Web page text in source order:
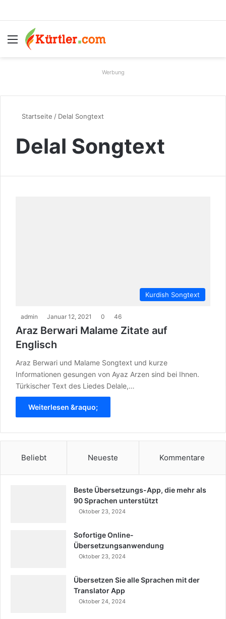
Menü
Werbung
Startseite / Delal Songtext
Delal Songtext
Kurdish Songtext
admin Januar 12, 2021 0 46
Araz Berwari Malame Zitate auf
Englisch
Araz Berwari und Malame Songtext und kurze
Informationen gesungen von Ayaz Arzen sind bei Ihnen.
Türkischer Text des Liedes Delale,…
Weiterlesen &raquo;
Beliebt Neueste Kommentare
Beste Übersetzungs-App, die mehr als
90 Sprachen unterstützt
Oktober 23, 2024
Sofortige Online-
Übersetzungsanwendung
Oktober 23, 2024
Übersetzen Sie alle Sprachen mit der
Translator App
Oktober 24, 2024